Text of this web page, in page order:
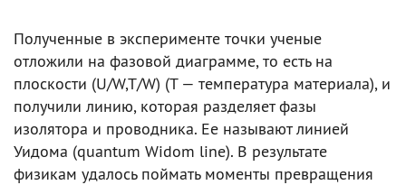
Полученные в эксперименте точки ученые
отложили на фазовой диаграмме, то есть на
плоскости (U/W,T/W) (T — температура материала), и
получили линию, которая разделяет фазы
изолятора и проводника. Ее называют линией
Уидома (quantum Widom line). В результате
физикам удалось поймать моменты превращения